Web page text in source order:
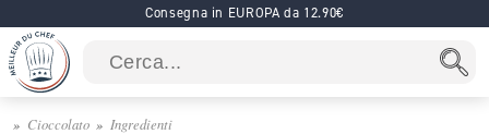
Consegna in EUROPA da 12.90€
Cioccolato Ingredienti